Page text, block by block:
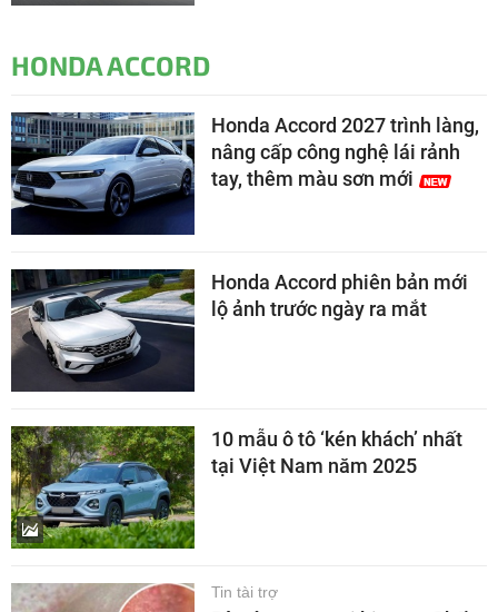
HONDA ACCORD
Honda Accord 2027 trình làng,
nâng cấp công nghệ lái rảnh
tay, thêm màu sơn mới
Honda Accord phiên bản mới
lộ ảnh trước ngày ra mắt
10 mẫu ô tô ‘kén khách’ nhất
tại Việt Nam năm 2025
Tin tài trợ